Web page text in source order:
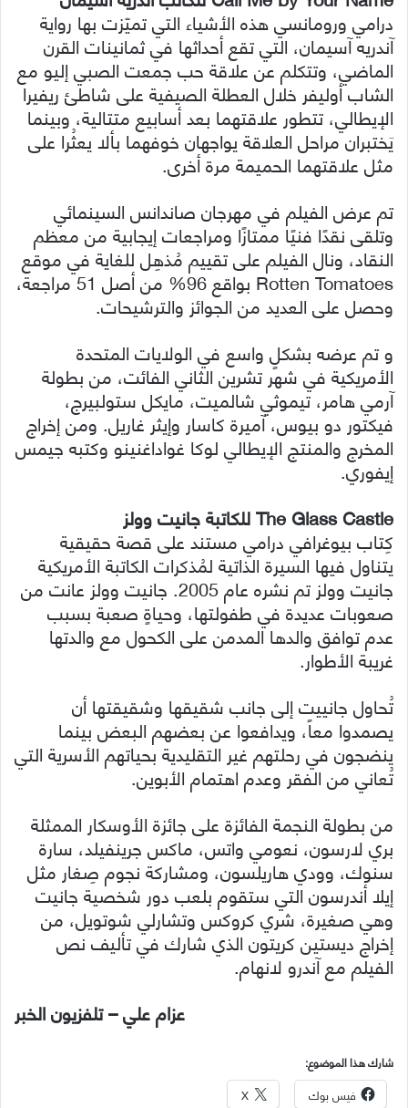
درامي ورومانسي هذه الأشياء التي تميّزت بها رواية
آندريه آسيمان، التي تقع أحداثها في ثمانينات القرن
الماضي، وتتكلم عن علاقة حب جمعت الصبي إليو مع
الشاب أوليفر خلال العطلة الصيفية على شاطئ ريفيرا
الإيطالي، تتطور علاقتهما بعد أسابيع متتالية، وبينما
يَختبران مراحل العلاقة يواجهان خوفهما بألا يعثُرا على
مثل علاقتهما الحميمة مرة أخرى.
تم عرض الفيلم في مهرجان صاندانس السينمائي
وتلقى نقدًا فنيًا ممتازًا ومراجعات إيجابية من معظم
النقاد، ونال الفيلم على تقييم مُذهِل للغاية في موقع
Rotten Tomatoes بواقع 96% من أصل 51 مراجعة،
وحصل على العديد من الجوائز والترشيحات.
و تم عرضه بشكلٍ واسع في الولايات المتحدة
الأمريكية في شهر تشرين الثاني الفائت، من بطولة
آرمي هامر، تيموثي شالميت، مايكل ستولبيرج،
فيكتور دو بيوس، آميرة كاسار وإيثر غاريل. ومن إخراج
المخرج والمنتج الإيطالي لوكا غواداغنينو وكتبه جيمس
إيفوري.
The Glass Castle للكاتبة جانيت وولز
كِتاب بيوغرافي درامي مستند على قصة حقيقية
يتناول فيها السيرة الذاتية لمُذكرات الكاتبة الأمريكية
جانيت وولز تم نشره عام 2005. جانيت وولز عانت من
صعوبات عديدة في طفولتها، وحياةٍ صعبة بسبب
عدم توافق والدها المدمن على الكحول مع والدتها
غريبة الأطوار.
تُحاول جانييت إلى جانب شقيقها وشقيقتها أن
يصمدوا معاً، ويدافعوا عن بعضهم البعض بينما
ينضجون في رحلتهم غير التقليدية بحياتهم الأسرية التي
تُعاني من الفقر وعدم اهتمام الأبوين.
من بطولة النجمة الفائزة على جائزة الأوسكار الممثلة
بري لارسون، نعومي واتس، ماكس جرينفيلد، سارة
سنوك، وودي هاريلسون، ومشاركة نجوم صِغار مثل
إيلا أندرسون التي ستقوم بلعب دور شخصية جانيت
وهي صغيرة، شري كروكس وتشارلي شوتويل، من
إخراج ديستين كريتون الذي شارك في تأليف نص
الفيلم مع آندرو لانهام.
عزام علي – تلفزيون الخبر
شارك هذا الموضوع:
فيس بوك X